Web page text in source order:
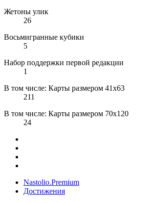
Жетоны улик
26
Восьмигранные кубики
5
Набор поддержки первой редакции
1
В том числе: Карты размером 41х63
211
В том числе: Карты размером 70х120
24
Nastolio.Premium
Достижения